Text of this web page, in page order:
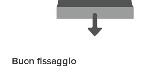
Buon fissaggio